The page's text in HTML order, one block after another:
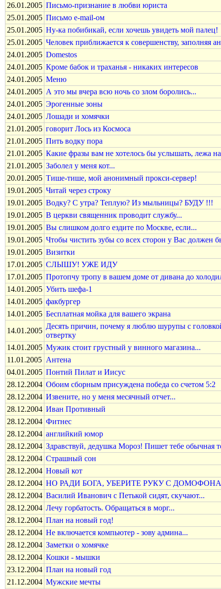
26.01.2005 Письмо-признание в любви юриста
25.01.2005 Письмо e-mail-ом
25.01.2005 Ну-ка побибикай, если хочешь увидеть мой палец!
25.01.2005 Человек приближается к совершенству, заполняя
24.01.2005 Domestos
24.01.2005 Кроме бабок и траханья - никаких интересов
24.01.2005 Меню
24.01.2005 А это мы вчера всю ночь со злом боролись...
24.01.2005 Эрогенные зоны
24.01.2005 Лошади и хомячки
21.01.2005 говорит Лось из Космоса
21.01.2005 Пить водку пора
21.01.2005 Какие фразы вам не хотелось бы услышать, лежа
21.01.2005 Заболел у меня кот...
20.01.2005 Тише-тише, мой анонимный прокси-сервер!
19.01.2005 Читай через строку
19.01.2005 Водку? С утра? Теплую? Из мыльницы? БУДУ !!!
19.01.2005 В церкви священник проводит службу...
19.01.2005 Вы слишком долго ездите по Москве, если...
19.01.2005 Чтобы чистить зубы со всех сторон у Вас должен
19.01.2005 Визитки
17.01.2005 СЛЫШУ! УЖЕ ИДУ
17.01.2005 Протопчу тропу в вашем доме от дивана до
14.01.2005 Убить шефа-1
14.01.2005 факбургер
14.01.2005 Бесплатная мойка для вашего экрана
14.01.2005
Десять причин, почему я люблю шурупы с
отвертку
14.01.2005 Мужик стоит грустный у винного магазина...
11.01.2005 Антена
04.01.2005 Понтий Пилат и Иисус
28.12.2004 Обоим сборным присуждена победа со счетом 5:2
28.12.2004 Извените, но у меня месячный отчет...
28.12.2004 Иван Противный
28.12.2004 Фитнес
28.12.2004 английкий юмор
28.12.2004 Здравствуй, дедушка Мороз! Пишет тебе обычная
28.12.2004 Страшный сон
28.12.2004 Новый кот
28.12.2004 НО РАДИ БОГА, УБЕРИТЕ РУКУ С
28.12.2004 Василий Иванович с Петькой сидят, скучают...
28.12.2004 Лечу горбатость. Обращаться в моpг...
28.12.2004 План на новый год!
28.12.2004 Не включается компьютер - зову админа...
28.12.2004 Заметки о хомячке
28.12.2004 Кошки - мышки
23.12.2004 План на новый год
21.12.2004 Мужские мечты